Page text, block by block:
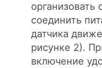
соединить
датчика
рисунке 2).
включение